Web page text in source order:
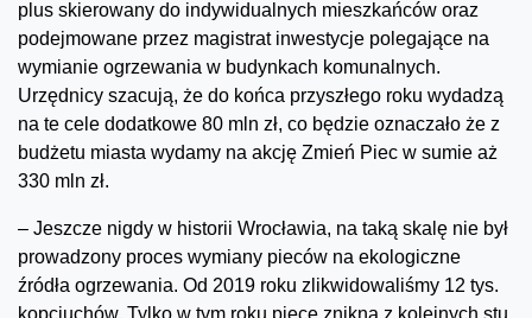
plus skierowany do indywidualnych mieszkańców oraz
podejmowane przez magistrat inwestycje polegające na
wymianie ogrzewania w budynkach komunalnych.
Urzędnicy szacują, że do końca przyszłego roku wydadzą
na te cele dodatkowe 80 mln zł, co będzie oznaczało że z
budżetu miasta wydamy na akcję Zmień Piec w sumie aż
330 mln zł.
– Jeszcze nigdy w historii Wrocławia, na taką skalę nie był
prowadzony proces wymiany pieców na ekologiczne
źródła ogrzewania. Od 2019 roku zlikwidowaliśmy 12 tys.
kopciuchów. Tylko w tym roku piece znikną z kolejnych stu